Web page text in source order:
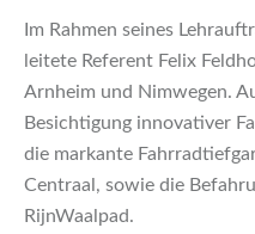
Im Rahmen seines
leitete Referent Felix
Arnheim und Nimwegen.
Besichtigung innovativer
die markante
Centraal, sowie die
RijnWaalpad.